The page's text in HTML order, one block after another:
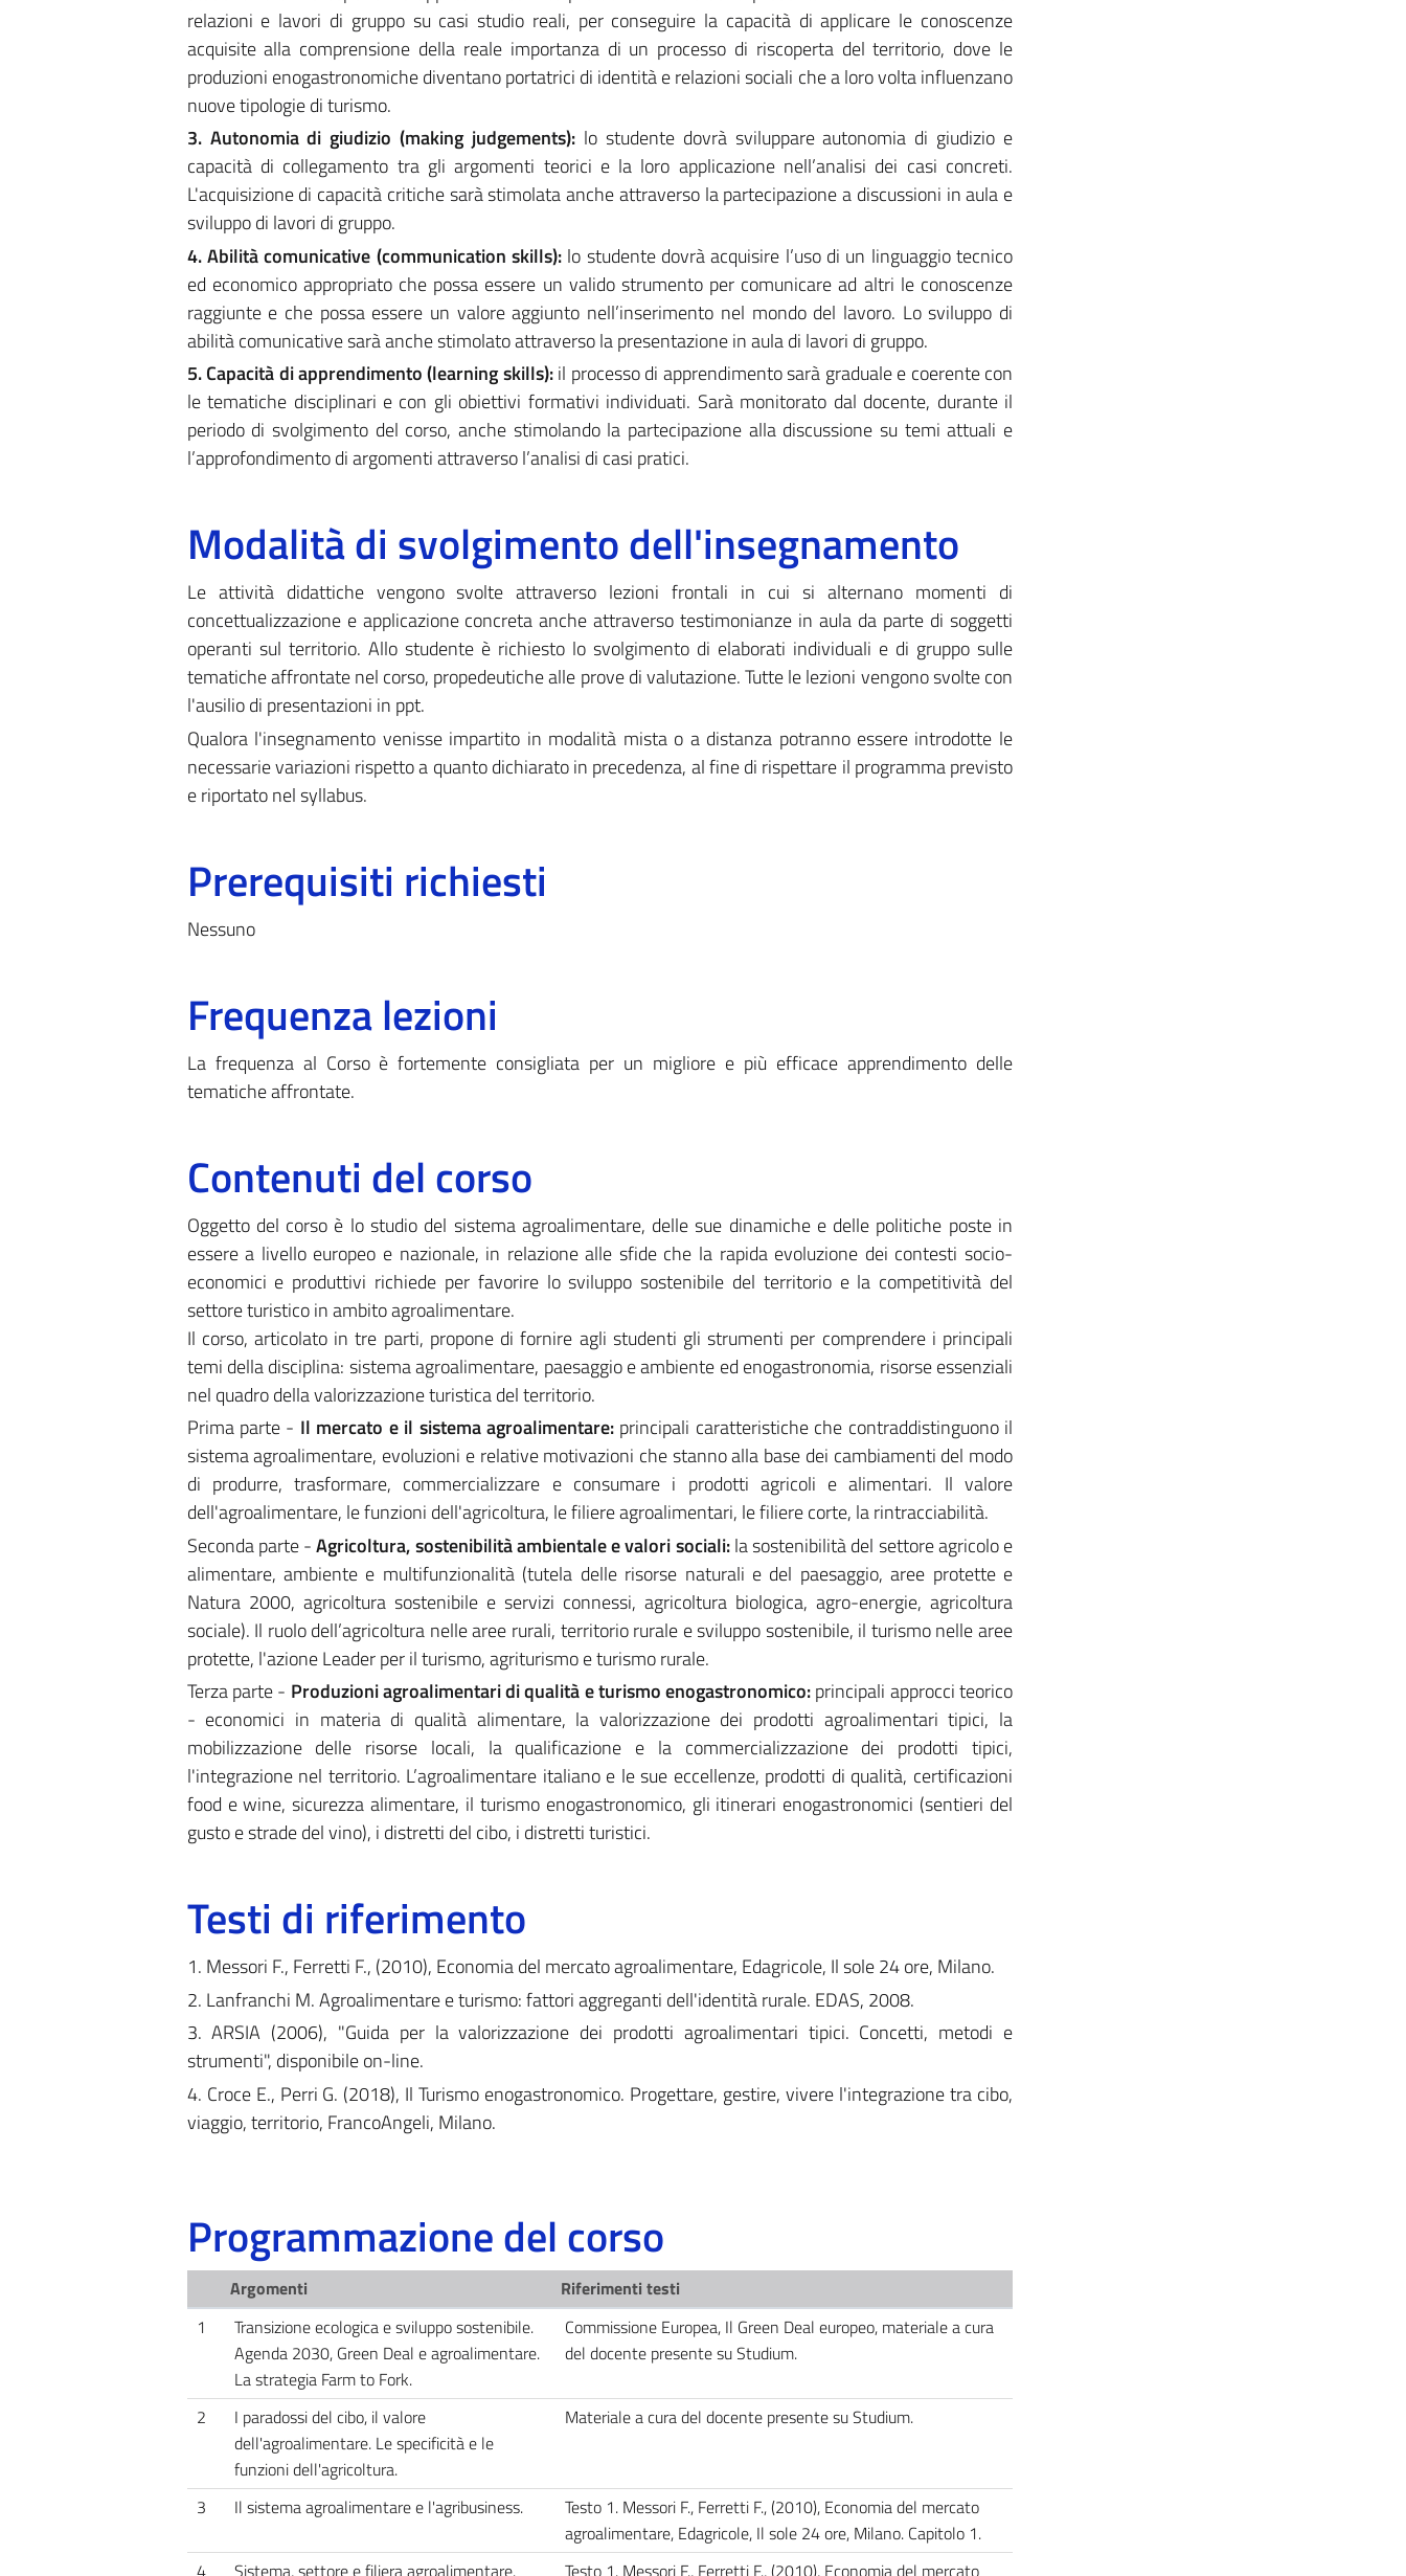
relazioni e lavori di gruppo su casi studio reali, per conseguire la capacità di applicare le conoscenze
acquisite alla comprensione della reale importanza di un processo di riscoperta del territorio, dove le
produzioni enogastronomiche diventano portatrici di identità e relazioni sociali che a loro volta influenzano
nuove tipologie di turismo.
3. Autonomia di giudizio (making judgements): lo studente dovrà sviluppare autonomia di giudizio e
capacità di collegamento tra gli argomenti teorici e la loro applicazione nell’analisi dei casi concreti.
L'acquisizione di capacità critiche sarà stimolata anche attraverso la partecipazione a discussioni in aula e
sviluppo di lavori di gruppo.
4. Abilità comunicative (communication skills): lo studente dovrà acquisire l’uso di un linguaggio tecnico
ed economico appropriato che possa essere un valido strumento per comunicare ad altri le conoscenze
raggiunte e che possa essere un valore aggiunto nell’inserimento nel mondo del lavoro. Lo sviluppo di
abilità comunicative sarà anche stimolato attraverso la presentazione in aula di lavori di gruppo.
5. Capacità di apprendimento (learning skills):il processo di apprendimento sarà graduale e coerente con
le tematiche disciplinari e con gli obiettivi formativi individuati. Sarà monitorato dal docente, durante il
periodo di svolgimento del corso, anche stimolando la partecipazione alla discussione su temi attuali e
l’approfondimento di argomenti attraverso l’analisi di casi pratici.
Modalità di svolgimento dell'insegnamento
Le attività didattiche vengono svolte attraverso lezioni frontali in cui si alternano momenti di
concettualizzazione e applicazione concreta anche attraverso testimonianze in aula da parte di soggetti
operanti sul territorio. Allo studente è richiesto lo svolgimento di elaborati individuali e di gruppo sulle
tematiche affrontate nel corso, propedeutiche alle prove di valutazione. Tutte le lezioni vengono svolte con
l'ausilio di presentazioni in ppt.
Qualora l'insegnamento venisse impartito in modalità mista o a distanza potranno essere introdotte le
necessarie variazioni rispetto a quanto dichiarato in precedenza, al fine di rispettare il programma previsto
e riportato nel syllabus.
Prerequisiti richiesti
Nessuno
Frequenza lezioni
La frequenza al Corso è fortemente consigliata per un migliore e più efficace apprendimento delle
tematiche affrontate.
Contenuti del corso
Oggetto del corso è lo studio del sistema agroalimentare, delle sue dinamiche e delle politiche poste in
essere a livello europeo e nazionale, in relazione alle sfide che la rapida evoluzione dei contesti socio-
economici e produttivi richiede per favorire lo sviluppo sostenibile del territorio e la competitività del
settore turistico in ambito agroalimentare.
Il corso, articolato in tre parti, propone di fornire agli studenti gli strumenti per comprendere i principali
temi della disciplina: sistema agroalimentare, paesaggio e ambiente ed enogastronomia, risorse essenziali
nel quadro della valorizzazione turistica del territorio.
Prima parte - Il mercato e il sistema agroalimentare: principali caratteristiche che contraddistinguono il
sistema agroalimentare, evoluzioni e relative motivazioni che stanno alla base dei cambiamenti del modo
di produrre, trasformare, commercializzare e consumare i prodotti agricoli e alimentari. Il valore
dell'agroalimentare, le funzioni dell'agricoltura, le filiere agroalimentari, le filiere corte, la rintracciabilità.
Seconda parte -Agricoltura, sostenibilità ambientale e valori sociali:lasostenibilità del settore agricolo e
alimentare, ambiente e multifunzionalità (tutela delle risorse naturali e del paesaggio, aree protette e
Natura 2000, agricoltura sostenibile e servizi connessi, agricoltura biologica, agro-energie, agricoltura
sociale). Il ruolo dell’agricoltura nelle aree rurali, territorio rurale e sviluppo sostenibile, il turismo nelle aree
protette, l'azione Leader per il turismo, agriturismo e turismo rurale.
Terza parte - Produzioni agroalimentari di qualità e turismo enogastronomico:principali approcci teorico
- economici in materia di qualità alimentare, la valorizzazione dei prodotti agroalimentari tipici, la
mobilizzazione delle risorse locali, la qualificazione e la commercializzazione dei prodotti tipici,
l'integrazione nel territorio. L’agroalimentare italiano e le sue eccellenze, prodotti di qualità, certificazioni
food e wine, sicurezza alimentare, il turismo enogastronomico, gli itinerari enogastronomici (sentieri del
gusto e strade del vino), i distretti del cibo, i distretti turistici.
Testi di riferimento
1. Messori F., Ferretti F., (2010), Economia del mercato agroalimentare, Edagricole, Il sole 24 ore, Milano.
2. Lanfranchi M. Agroalimentare e turismo: fattori aggreganti dell'identità rurale. EDAS, 2008.
3. ARSIA (2006), "Guida per la valorizzazione dei prodotti agroalimentari tipici. Concetti, metodi e
strumenti", disponibile on-line.
4. Croce E., Perri G. (2018), Il Turismo enogastronomico. Progettare, gestire, vivere l'integrazione tra cibo,
viaggio, territorio, FrancoAngeli, Milano.
Programmazione del corso
Argomenti
Riferimenti testi
1
Transizione ecologica e sviluppo sostenibile.
Agenda 2030, Green Deal e agroalimentare.
La strategia Farm to Fork.
Commissione Europea, Il Green Deal europeo, materiale a cura
del docente presente su Studium.
2
I paradossi del cibo, il valore
dell'agroalimentare. Le specificità e le
funzioni dell'agricoltura.
Materiale a cura del docente presente su Studium.
3 Il sistema agroalimentare e l'agribusiness.
Testo 1. Messori F., Ferretti F., (2010), Economia del mercato
agroalimentare, Edagricole, Il sole 24 ore, Milano. Capitolo 1.
4
Sistema, settore e filiera agroalimentare. Testo 1. Messori F., Ferretti F., (2010), Economia del mercato